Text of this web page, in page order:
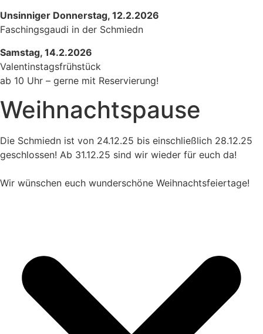
Unsinniger Donnerstag, 12.2.2026
Faschingsgaudi in der Schmiedn
Samstag, 14.2.2026
Valentinstagsfrühstück
ab 10 Uhr – gerne mit Reservierung!
Weihnachtspause
Die Schmiedn ist von 24.12.25 bis einschließlich 28.12.25
geschlossen! Ab 31.12.25 sind wir wieder für euch da!
Wir wünschen euch wunderschöne Weihnachtsfeiertage!